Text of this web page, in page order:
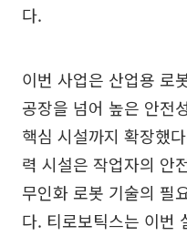
다.
이번 사업은 산업용 로
공장을 넘어 높은 안전
핵심 시설까지 확장했
력 시설은 작업자의 안
무인화 로봇 기술의 필
다. 티로보틱스는 이번